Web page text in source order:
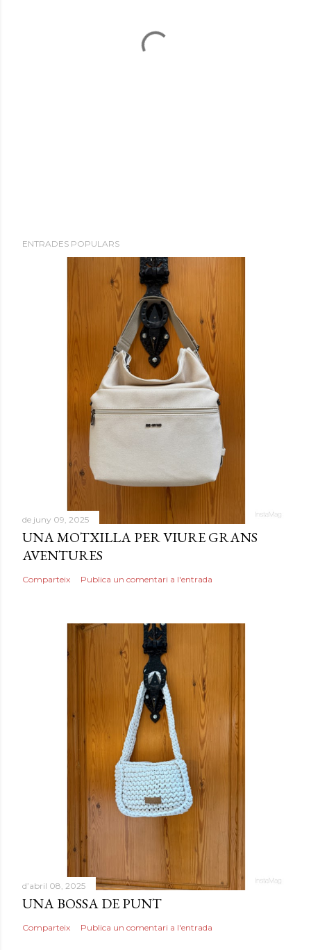
ENTRADES POPULARS
de juny 09, 2025
UNA MOTXILLA PER VIURE GRANS
AVENTURES
Comparteix Publica un comentari a l'entrada
d’abril 08, 2025
UNA BOSSA DE PUNT
Comparteix Publica un comentari a l'entrada